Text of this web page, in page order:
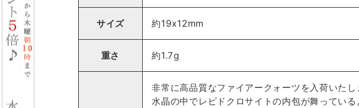
サイズ 約19x12mm
重さ 約1.7g
非常に高品質なファイアークォーツを入荷いたし
水晶の中でレピドクロサイトの内包が舞っている